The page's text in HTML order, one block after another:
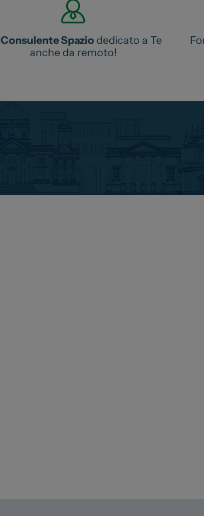
Consulente Spaziodedicato a Te
anche da remoto!